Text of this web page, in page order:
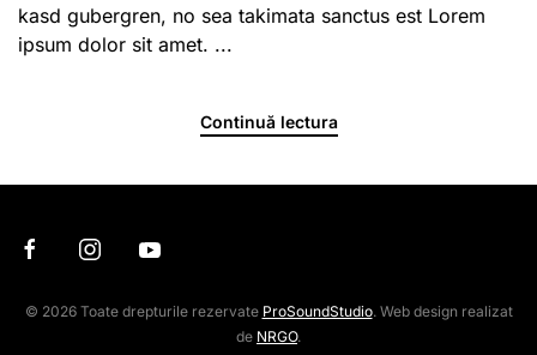
kasd gubergren, no sea takimata sanctus est Lorem
ipsum dolor sit amet. ...
Continuă lectura
© 2026 Toate drepturile rezervate ProSoundStudio. Web design realizat
de NRGO.